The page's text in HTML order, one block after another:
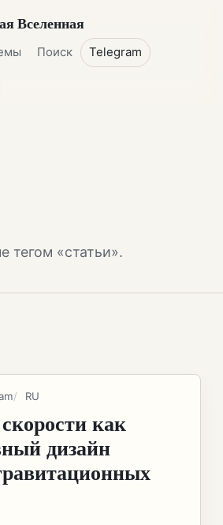
Вселенная
Поиск Telegram
тегом «статьи».
RU
как
дизайн